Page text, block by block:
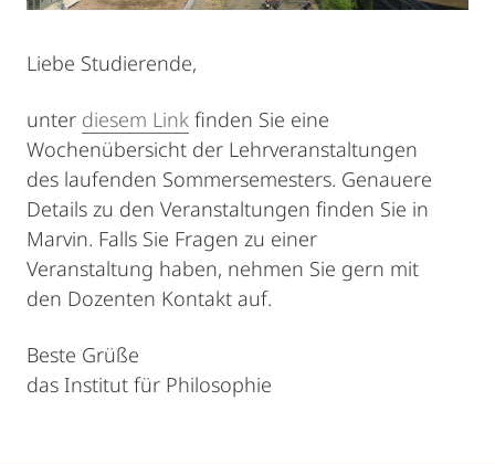
Liebe Studierende,
unter diesem Link finden Sie eine
Wochenübersicht der Lehrveranstaltungen
des laufenden Sommersemesters. Genauere
Details zu den Veranstaltungen finden Sie in
Marvin. Falls Sie Fragen zu einer
Veranstaltung haben, nehmen Sie gern mit
den Dozenten Kontakt auf.
Beste Grüße
das Institut für Philosophie